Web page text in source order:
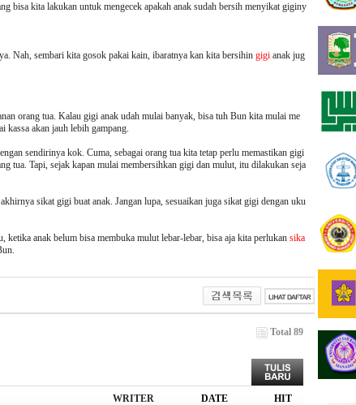
bisa kita lakukan untuk mengecek apakah anak sudah bersih menyikat giginy
Nah, sembari kita gosok pakai kain, ibaratnya kan kita bersihin gigi anak jug
orang tua. Kalau gigi anak udah mulai banyak, bisa tuh Bun kita mulai me
kassa akan jauh lebih gampang.
sendirinya kok. Cuma, sebagai orang tua kita tetap perlu memastikan gigi
tua. Tapi, sejak kapan mulai membersihkan gigi dan mulut, itu dilakukan seja
sikat gigi buat anak. Jangan lupa, sesuaikan juga sikat gigi dengan uku
anak belum bisa membuka mulut lebar-lebar, bisa aja kita perlukan sika
Total 89
WRITER DATE HIT